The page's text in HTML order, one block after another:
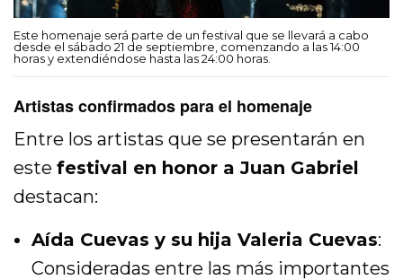
Este homenaje será parte de un festival que se llevará a cabo
desde el sábado 21 de septiembre, comenzando a las 14:00
horas y extendiéndose hasta las 24:00 horas.
Artistas confirmados para el homenaje
Entre los artistas que se presentarán en
estefestival en honor a Juan Gabriel
destacan:
Aída Cuevas y su hija Valeria Cuevas:
Consideradas entre las más importantes